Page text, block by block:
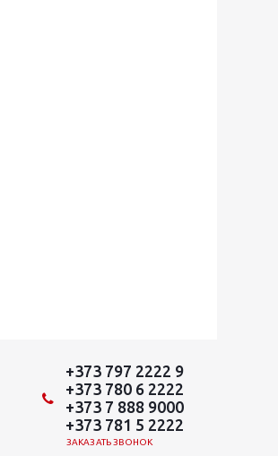
+373 797 2222 9
+373 780 6 2222
+373 7 888 9000
+373 781 5 2222
ЗАКАЗАТЬ ЗВОНОК